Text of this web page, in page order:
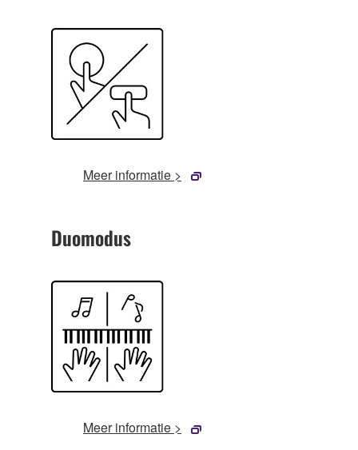
Meer informatie >
Duomodus
Meer informatie >